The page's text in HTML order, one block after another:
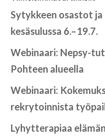
Sytykkeen osastot
kesäsulussa 6.–19.7.
Webinaari: Nepsy-
Pohteen alueella
Webinaari:
rekrytoinnista
Lyhytterapiaa